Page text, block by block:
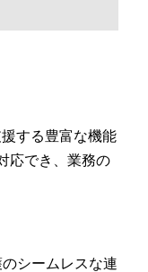
する豊富な機能
応でき、業務の
シームレスな連